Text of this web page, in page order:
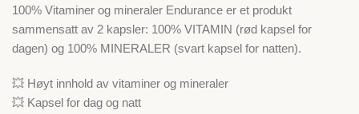
100% Vitaminer og mineraler Endurance er et produkt
sammensatt av 2 kapsler: 100% VITAMIN (rød kapsel for
dagen) og 100% MINERALER (svart kapsel for natten).
💥 Høyt innhold av vitaminer og mineraler
💥 Kapsel for dag og natt